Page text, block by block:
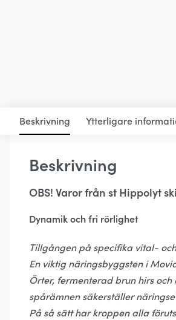
Beskrivning Ytterligare
Beskrivning
OBS! Varor från st Hippolyt
Dynamik och fri rörlighet
Tillgången på specifika vital-
En viktig näringsbyggsten i
Örter, fermenterad brun hirs
spårämnen säkerställer
På så sätt har kroppen alla